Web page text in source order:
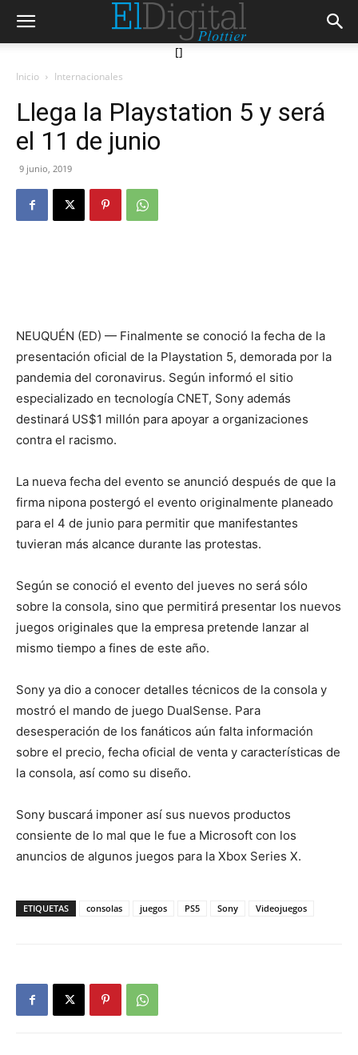
[]
Inicio Internacionales
Llega la Playstation 5 y será
el 11 de junio
9 junio, 2019
NEUQUÉN (ED) — Finalmente se conoció la fecha de la
presentación oficial de la Playstation 5, demorada por la
pandemia del coronavirus. Según informó el sitio
especializado en tecnología CNET, Sony además
destinará US$1 millón para apoyar a organizaciones
contra el racismo.
La nueva fecha del evento se anunció después de que la
firma nipona postergó el evento originalmente planeado
para el 4 de junio para permitir que manifestantes
tuvieran más alcance durante las protestas.
Según se conoció el evento del jueves no será sólo
sobre la consola, sino que permitirá presentar los nuevos
juegos originales que la empresa pretende lanzar al
mismo tiempo a fines de este año.
Sony ya dio a conocer detalles técnicos de la consola y
mostró el mando de juego DualSense. Para
desesperación de los fanáticos aún falta información
sobre el precio, fecha oficial de venta y características de
la consola, así como su diseño.
Sony buscará imponer así sus nuevos productos
consiente de lo mal que le fue a Microsoft con los
anuncios de algunos juegos para la Xbox Series X.
ETIQUETAS consolas juegos PS5 Sony Videojuegos